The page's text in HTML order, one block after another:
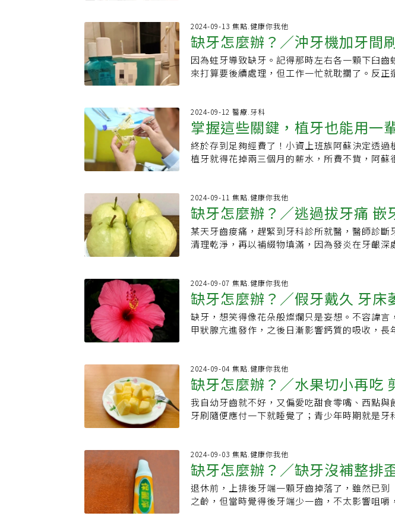
風險的缺牙族群而言，若假牙配戴不穩或清潔未
與牙周負擔，使牙齒流失風險持續累積，甚至形
環。
可能會帶來不良預後的建議。」
到厭惡。事實上，那個日本研究的論文，不論是
說出「臼齒」或「門牙」。《銀天下》那篇文章
資料，所以我就花了一點時間搜尋，結果找到
Posterior Occlusal Contact and
Japanese Adults: Results from the LIFE
症產生影響。這項研究強調了注意咬合接觸對降
也就是說，這個日本研究的對象是「後牙咬合接
關係」，而不是「臼齒數減少與阿茲海默症發
文章是發表於2024-8-26，而比它早9個月（
咀嚼功能下降會導致大腦灰質萎縮，從而導致認
的連結寄給讀者Kathy來作為回覆，可是她很快
題我是先到您的網站上搜尋有無相關文章，我其
研究謝謝您。」所以，很顯然·Kathy真正想知
的風險」。我的答案是「目前的證據都說是可
與社區老年人的認知功能有關。牙植體作為牙齒
發揮作用。2021年：Influence of Dental
Functioning in Elderly Population: A
人認知功能的影響：系統性評價）。結論：牙齒
retained overdentures on brain activity and
population – A functional MRI study（傳統和
腦活動和認知能力的影響比較 – 功能性 MRI 研
比，植體固定覆蓋義齒可能為無牙患者帶來更
2022年：A prospective association
者、完全更換牙齒的參與者、或所有牙齒均在原
現。2023年：The effect of single-implant
function in older adults: A 3-year follow-up
人認知功能的影響：3 年追蹤報告）。結論接受
顎患者在配戴單一植體覆蓋義齒 1 年和 3 年後
類、水果類、乳品類低於標準，原因跟牙齒狀況
變得挑食，無法好好吃完一餐，造成熱量和營養
助長輩輕鬆攝取營養為了照顧高齡者的營養，國
調整飲食」，透過檢測食物的軟硬度，讓有牙口
質地調整建議，幫助長輩輕鬆攝取營養，以蔬菜
蘿蔔經過烹煮後質地較軟，鈣、鐵含量豐富，適
葉、切丁、切絲等技巧，讓蔬菜容易煮軟，再加
出美味的特色銀髮料理。
雖然當下有點驚駭，但課務和學業兩頭燒，心想
不到，一場噩夢因僥倖心理而起。缺牙不補，除
前後兩顆牙齒的崩壞，為了一時的偷懶，付出三
代價。有了前車之鑑，我再也不敢怠慢，除了
牙齒稍有不對勁，馬上找牙醫師報到，果然「預
格，要持續努力保持下去。俗話說：「牙痛不是
者們，不要輕忽牙齒保健問題，特別是當出現缺
必盡快進行補牙，否則就像台灣俗諺說的：「
補，代價更高，恐追悔莫及。
2024-09-13 焦點.健康你我他
缺牙怎麼辦？／沖牙機加牙間
因為蛀牙導致缺牙。記得那時左右各一顆下臼
來打算要後續處理，但工作一忙就耽擱了。反正
牙周病更嚴重。更沒想到，缺牙處的齒槽骨也因
度，出現咬合不正及顳顎關節疼痛。日前因為下
幾天頭跟著痛，經醫師檢查診斷，才知是因為缺
長而影響鄰近牙齒健康，進而引發其他口腔問
始植牙。但別認為做了植牙手術就能一勞永逸，
發炎。這次學到的慘痛經驗是，如果遇到缺牙問
傷害性和影響降到最低。時間拖愈久則重建所花
事小，等影響到口腔和整體健康，那才是得不
絕對不只是美觀的問題。
2024-09-12 醫療.牙科
掌握這些關鍵，植牙也能用一
終於存到足夠經費了！小資上班族阿蘇決定透
植牙就得花掉兩三個月的薪水，所費不貲，阿蘇
以下幾點：植體（人工牙根）選擇、施作技術、
日常保養。根據植牙使用追蹤研究調查，不論哪
率，使用壽命也有10至20年的良好表現，上世
更是陪伴患者走完一生，使用了40年之久，這證
的。專業的交給值得信賴的診所及醫師植牙成功
立時間較長的植體製造品牌因臨床經驗多，擁有
準的優化植體表面處理、螺紋深淺、尺寸大小等
時這些品牌提供保固服務，能給患者更多保障
定性關鍵。常見施作方式有徒手植牙、導引板輔
開神經、血管、鼻竇，精確計算出植體最佳植入
是「上帝視角」，透視患者解剖構造，精確引導
險，大大提高植牙穩定性和長期使用效果。理想
詢時給予回饋，協助患者於術前對植牙有一定程
意願高，把患者當一回事的醫師十分重要，可有
醫師說，植牙的概念就像蓋房子，地基廣大平坦
才能蓋的穩健。如果經過評估，患者條件欠佳，
個「整建」過程，將強壯的植牙地基先建立起來
療，以減少細菌感染影響植牙成功率。植牙是患
2024-09-11 焦點.健康你我他
缺牙怎麼辦？／逃過拔牙痛 嵌
某天牙齒痠痛，趕緊到牙科診所就醫，醫師診
清理乾淨，再以補綴物填滿，因為發炎在牙齦深
貴，詢問是否有替代法，醫師說因為破洞較大，
他法。正巧小女返家，提到有一種「嵌牙」技術
要的是不用拔牙，自然牙可以保留，顏色和真牙
燃起一絲希望。我找另一家牙科診所，醫師解
音符號ㄇ形狀的陶瓷片，鑲嵌在真牙兩側，精密
試，直到舒適無礙，雖然價錢上萬元，卻比起植
筆錢省不來的。缺牙攸關容貌，影響咬合、咀嚼
受美食，若有缺牙應該馬上處理。如今我飲食
我十分滿意。
2024-09-07 焦點.健康你我他
缺牙怎麼辦？／假牙戴久 牙床
缺牙，想笑得像花朵般燦爛只是妄想。不容諱言
甲狀腺亢進發作，之後日漸影響鈣質的吸收，長
引起牙周病、牙床萎縮，口腔有異味，買了消除
聽從健康中心的指示及教導，一吃完東西就立刻
剩不多的牙齒牙床仍輪流萎縮，終至脫落。每回
長出後，就找牙醫補一顆假牙；如果不補，進食
嚼，日久必造成咀嚼的一邊臉頰肌肉彈性有力，
我缺牙的苦難經，可以洋洋灑灑說不完，盼缺牙
體健康，固定運動，保有一口健康的牙齒。
2024-09-04 焦點.健康你我他
缺牙怎麼辦？／水果切小再吃
我自幼牙齒就不好，又偏愛吃甜食零嘴、西點
牙刷隨便應付一下就睡覺了；青少年時期就是
是最愛，卻十分爽脆，於是我會切成小塊後放在
米營養可口，則將玉米粒剝下來放在碟子上，以
時，先以隨身小剪刀剪碎再吃，安全卻美味不減
外旅行或國旅時，隨團導遊都會用麥克風提醒大
車？我的數千元臨時門面假牙，就曾發生過出走
2024-09-03 焦點.健康你我他
缺牙怎麼辦？／缺牙沒補整排
退休前，上排後牙端一顆牙齒掉落了，雖然已到
之齡，但當時覺得後牙端少一齒，不太影響咀嚼